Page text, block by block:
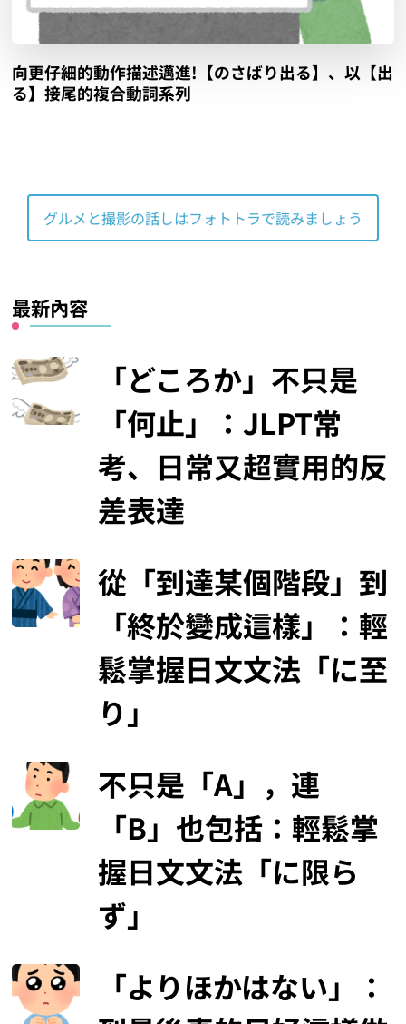
向更仔細的動作描述邁進!【のさばり出る】、以【出
る】接尾的複合動詞系列
グルメと撮影の話しはフォトトラで読みましょう
最新內容
「どころか」不只是
「何止」：JLPT常
考、日常又超實用的反
差表達
從「到達某個階段」到
「終於變成這樣」：輕
鬆掌握日文文法「に至
り」
不只是「A」，連
「B」也包括：輕鬆掌
握日文文法「に限ら
ず」
「よりほかはない」：